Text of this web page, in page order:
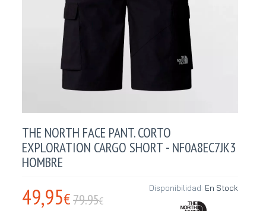
THE NORTH FACE PANT. CORTO
EXPLORATION CARGO SHORT - NF0A8EC7JK3
HOMBRE
49,95€79.95€
Disponibilidad: En Stock